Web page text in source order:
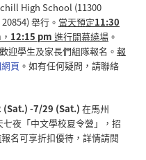
High School (11300
舉行。 當天預定11:30
， 12:15 pm 進行開幕繞場。
迎學生及家長們組隊報名。 報
頁 。如有任何疑問，請聯絡
(Sat.) -7/29 (Sat.) 在馬州
夜「中文學校夏令營」，招
報名可享折扣優待，詳情請閱